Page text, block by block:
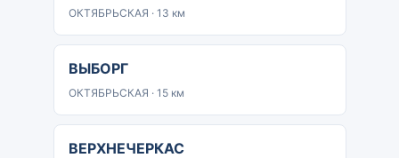
ОКТЯБРЬСКАЯ · 13 км
ВЫБОРГ
ОКТЯБРЬСКАЯ · 15 км
ВЕРХНЕЧЕРКАС